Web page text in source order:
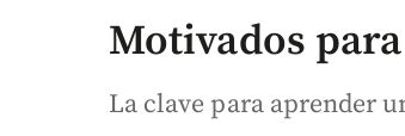
Motivados
La clave para aprender